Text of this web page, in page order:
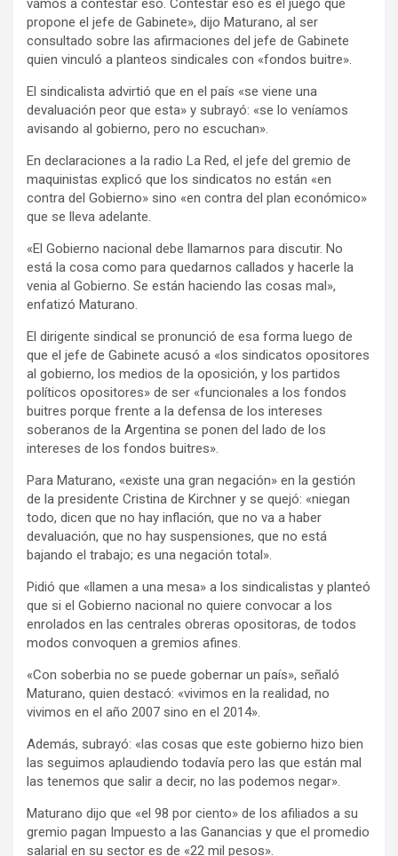
vamos a contestar eso. Contestar eso es el juego que
propone el jefe de Gabinete», dijo Maturano, al ser
consultado sobre las afirmaciones del jefe de Gabinete
quien vinculó a planteos sindicales con «fondos buitre».
El sindicalista advirtió que en el país «se viene una
devaluación peor que esta» y subrayó: «se lo veníamos
avisando al gobierno, pero no escuchan».
En declaraciones a la radio La Red, el jefe del gremio de
maquinistas explicó que los sindicatos no están «en
contra del Gobierno» sino «en contra del plan económico»
que se lleva adelante.
«El Gobierno nacional debe llamarnos para discutir. No
está la cosa como para quedarnos callados y hacerle la
venia al Gobierno. Se están haciendo las cosas mal»,
enfatizó Maturano.
El dirigente sindical se pronunció de esa forma luego de
que el jefe de Gabinete acusó a «los sindicatos opositores
al gobierno, los medios de la oposición, y los partidos
políticos opositores» de ser «funcionales a los fondos
buitres porque frente a la defensa de los intereses
soberanos de la Argentina se ponen del lado de los
intereses de los fondos buitres».
Para Maturano, «existe una gran negación» en la gestión
de la presidente Cristina de Kirchner y se quejó: «niegan
todo, dicen que no hay inflación, que no va a haber
devaluación, que no hay suspensiones, que no está
bajando el trabajo; es una negación total».
Pidió que «llamen a una mesa» a los sindicalistas y planteó
que si el Gobierno nacional no quiere convocar a los
enrolados en las centrales obreras opositoras, de todos
modos convoquen a gremios afines.
«Con soberbia no se puede gobernar un país», señaló
Maturano, quien destacó: «vivimos en la realidad, no
vivimos en el año 2007 sino en el 2014».
Además, subrayó: «las cosas que este gobierno hizo bien
las seguimos aplaudiendo todavía pero las que están mal
las tenemos que salir a decir, no las podemos negar».
Maturano dijo que «el 98 por ciento» de los afiliados a su
gremio pagan Impuesto a las Ganancias y que el promedio
salarial en su sector es de «22 mil pesos».